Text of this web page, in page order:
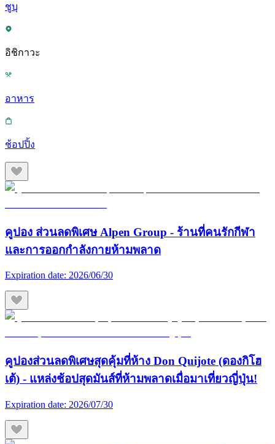
ชูบุ
อิชิกาวะ
อาหาร
ช้อปปิ้ง
คูปอง ส่วนลดพิเศษ Alpen Group - ร้านที่คนรักกีฬา
และการออกกำลังกายห้ามพลาด
Expiration date: 2026/06/30
คูปองส่วนลดพิเศษสุดคุ้มที่ห้าง Don Quijote (ดองกิโฮ
เต้) - แหล่งช้อปสุดมันส์ที่ห้ามพลาดเมื่อมาเที่ยวญี่ปุ่น!
Expiration date: 2026/07/30